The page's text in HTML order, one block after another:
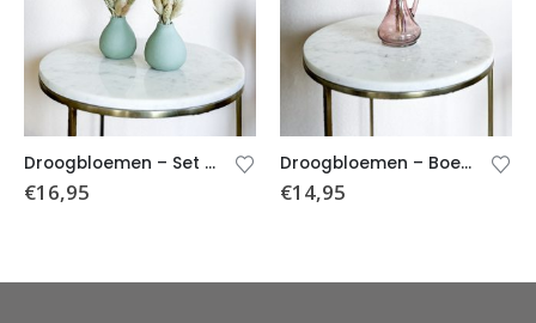
Droogbloemen – Set van 2 vaasjes met droogbloemen
€16,95
Droogbloemen – Boeket Fleurtje (incl. kruik)
€14,95